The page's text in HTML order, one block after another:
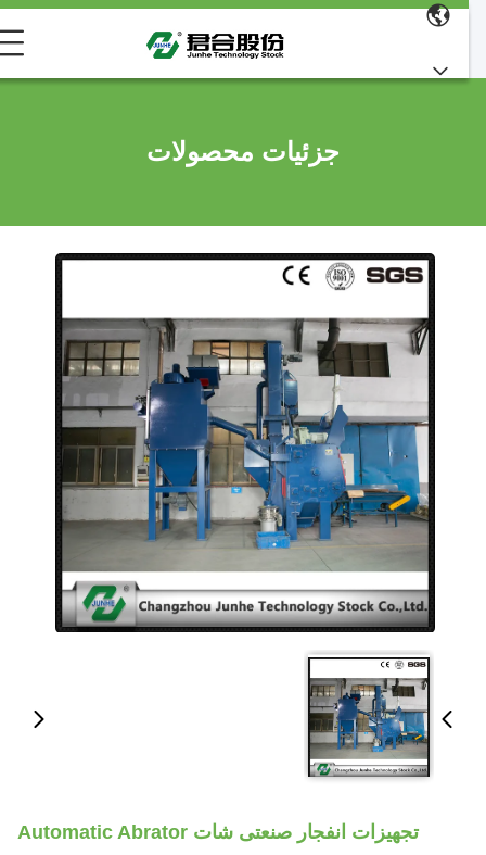
جزئیات محصولات
تجهیزات انفجار صنعتی شات Automatic Abrator